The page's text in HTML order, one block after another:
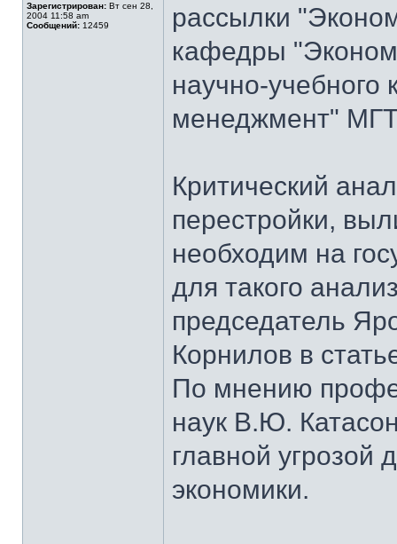
Зарегистрирован: Вт сен 28,
2004 11:58 am
Сообщений: 12459
рассылки
кафедры
научно-
менеджмент"
Критический
перестройки,
необходим на
для такого
председатель
Корнилов в
По мнению
наук В.Ю.
главной угрозой
экономики.